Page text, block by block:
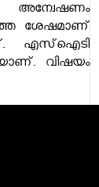
അന്വേഷണം
ശേഷമാണ്
എസ്ഐടി
വിഷയം